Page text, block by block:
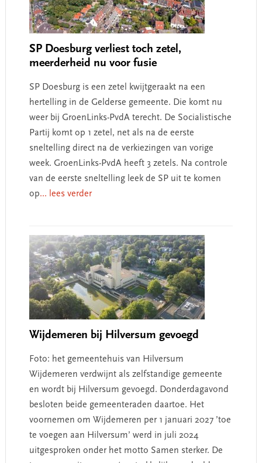
SP Doesburg verliest toch zetel,
meerderheid nu voor fusie
SP Doesburg is een zetel kwijtgeraakt na een
hertelling in de Gelderse gemeente. Die komt nu
weer bij GroenLinks-PvdA terecht. De Socialistische
Partij komt op 1 zetel, net als na de eerste
sneltelling direct na de verkiezingen van vorige
week. GroenLinks-PvdA heeft 3 zetels. Na controle
van de eerste sneltelling leek de SP uit te komen
op... lees verder
Wijdemeren bij Hilversum gevoegd
Foto: het gemeentehuis van Hilversum
Wijdemeren verdwijnt als zelfstandige gemeente
en wordt bij Hilversum gevoegd. Donderdagavond
besloten beide gemeenteraden daartoe. Het
voornemen om Wijdemeren per 1 januari 2027 ’toe
te voegen aan Hilversum’ werd in juli 2024
uitgesproken onder het motto Samen sterker. De